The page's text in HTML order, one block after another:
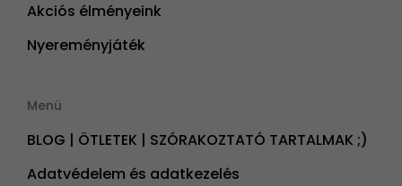
Akciós élményeink
Nyereményjáték
Menü
BLOG | ÖTLETEK | SZÓRAKOZTATÓ TARTALMAK ;)
Adatvédelem és adatkezelés